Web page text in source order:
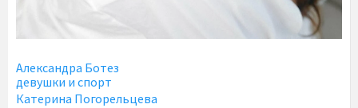
Александра Ботез
девушки и спорт
Катерина Погорельцева